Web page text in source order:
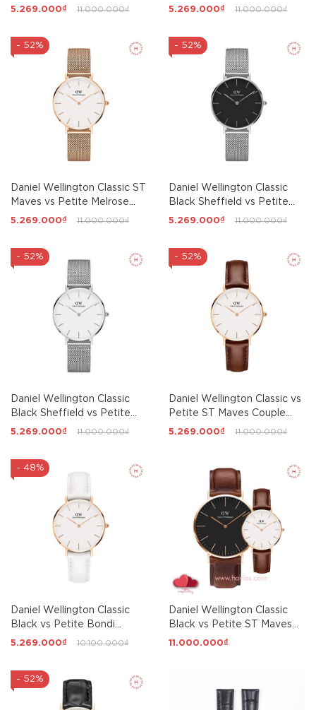
36mm/40mm
5.269.000₫ 11.000.000₫
Couple 40mm/32mm
5.269.000₫ 11.000.000₫
- 52%
Daniel Wellington Classic ST
Maves vs Petite Melrose
White Couple 40mm/32mm
5.269.000₫ 11.000.000₫
- 52%
Daniel Wellington Classic
Black Sheffield vs Petite
Sterling Black Couple
5.269.000₫ 11.000.000₫
- 52%
Daniel Wellington Classic
Black Sheffield vs Petite
Sterling White Couple
5.269.000₫ 11.000.000₫
- 52%
Daniel Wellington Classic vs
Petite ST Maves Couple
40mm/32mm
5.269.000₫ 11.000.000₫
- 48%
Daniel Wellington Classic
Black vs Petite Bondi
Couple 40mm/32mm
5.269.000₫ 10.100.000₫
Daniel Wellington Classic
Black vs Petite ST Maves
Couple 40mm/32mm
11.000.000₫
- 52%